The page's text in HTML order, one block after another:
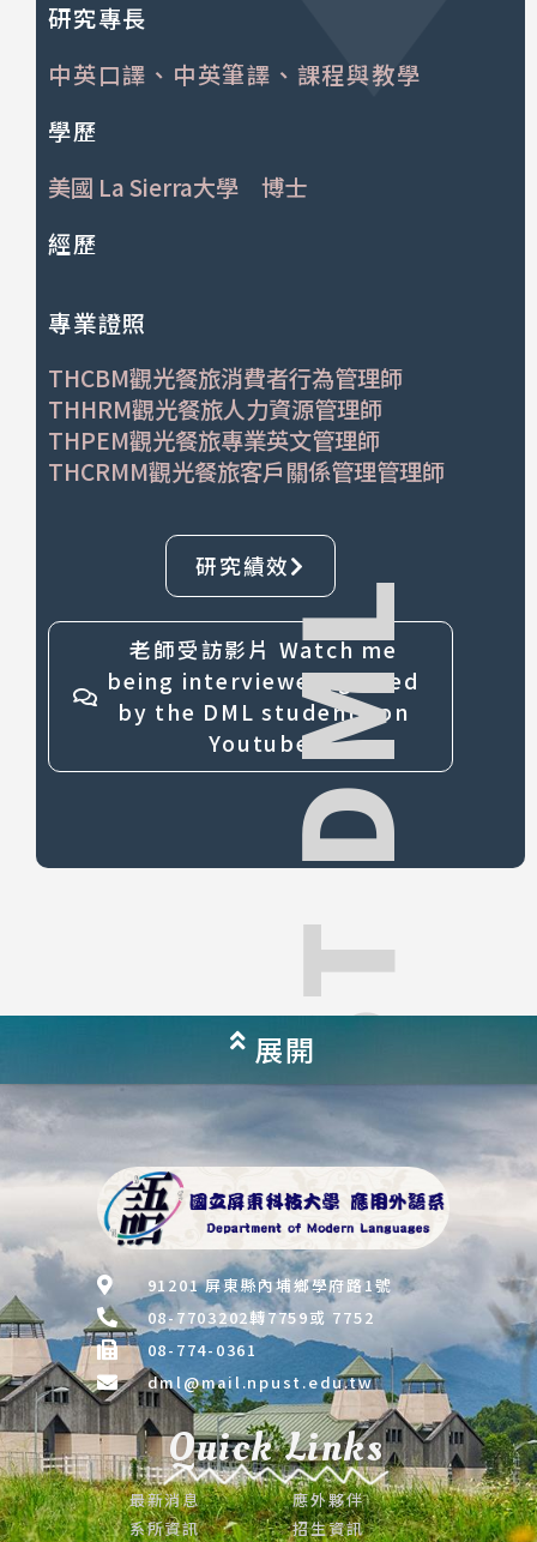
研究專長
中英口譯、中英筆譯、課程與教學
學歷
美國 La Sierra大學 博士
經歷
專業證照
THCBM觀光餐旅消費者行為管理師
THHRM觀光餐旅人力資源管理師
THPEM觀光餐旅專業英文管理師
THCRMM觀光餐旅客戶關係管理管理師
研究績效
老師受訪影片 Watch me
being interviewed/grilled
by the DML students on
Youtube.
NPUST DML
展開
91201 屏東縣內埔鄉學府路1號
08-7703202轉7759或 7752
08-774-0361
dml@mail.npust.edu.tw
Quick Links
最新消息
系所資訊
應外夥伴
招生資訊